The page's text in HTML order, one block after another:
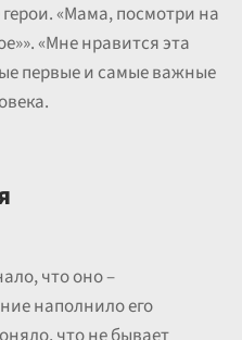
«Мама, посмотри на
«Мне нравится эта
первые и самые важные
что оно –
наполнило его